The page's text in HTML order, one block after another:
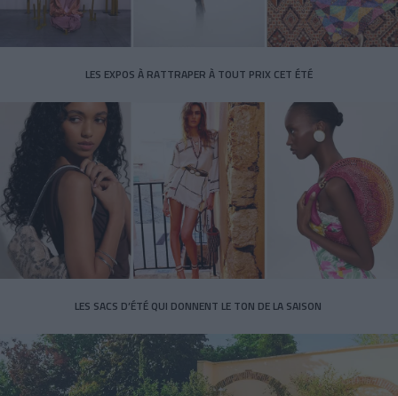
LES EXPOS À RATTRAPER À TOUT PRIX CET ÉTÉ
LES SACS D’ÉTÉ QUI DONNENT LE TON DE LA SAISON